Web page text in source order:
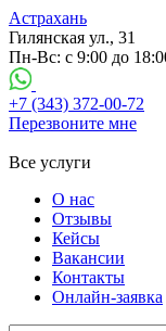
Астрахань
Гилянская ул., 31
Пн-Вс: с 9:00 до
+7 (343) 372-00-72
Перезвоните мне
Все услуги
О нас
Отзывы
Кейсы
Вакансии
Контакты
Онлайн-заявка